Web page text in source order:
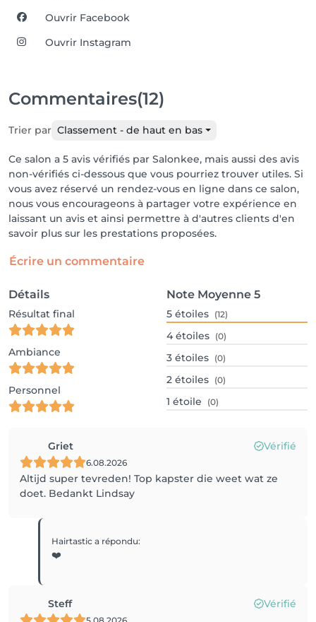
Ouvrir Facebook
Ouvrir Instagram
Commentaires(12)
Trier par Classement - de haut en bas
Ce salon a 5 avis vérifiés par Salonkee, mais aussi des avis
non-vérifiés ci-dessous que vous pourriez trouver utiles. Si
vous avez réservé un rendez-vous en ligne dans ce salon,
nous vous encourageons à partager votre expérience en
laissant un avis et ainsi permettre à d'autres clients d'en
savoir plus sur les prestations proposées.
Écrire un commentaire
Détails
Résultat final
Ambiance
Personnel
Note Moyenne 5
5 étoiles (12)
4 étoiles (0)
3 étoiles (0)
2 étoiles (0)
1 étoile (0)
Griet Vérifié
6.08.2026
Altijd super tevreden! Top kapster die weet wat ze
doet. Bedankt Lindsay
Hairtastica répondu:
❤️
Steff Vérifié
5.08.2026